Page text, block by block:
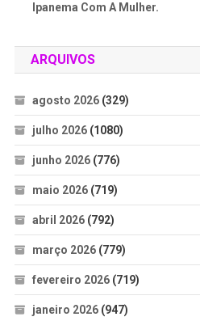
Ipanema Com A Mulher.
ARQUIVOS
agosto 2026(329)
julho 2026(1080)
junho 2026(776)
maio 2026(719)
abril 2026(792)
março 2026(779)
fevereiro 2026(719)
janeiro 2026(947)